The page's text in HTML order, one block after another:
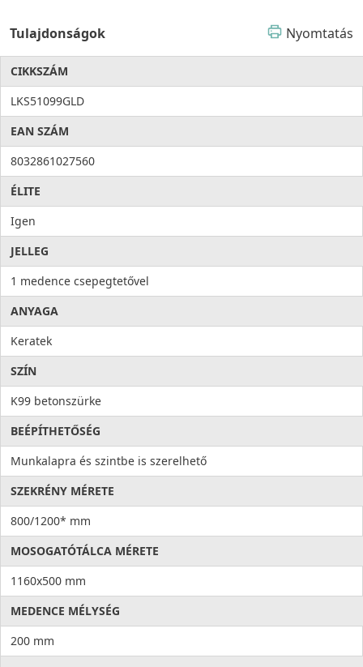
Tulajdonságok Nyomtatás
CIKKSZÁM
LKS51099GLD
EAN SZÁM
8032861027560
ÉLITE
Igen
JELLEG
1 medence csepegtetővel
ANYAGA
Keratek
SZÍN
K99 betonszürke
BEÉPÍTHETŐSÉG
Munkalapra és szintbe is szerelhető
SZEKRÉNY MÉRETE
800/1200* mm
MOSOGATÓTÁLCA MÉRETE
1160x500 mm
MEDENCE MÉLYSÉG
200 mm